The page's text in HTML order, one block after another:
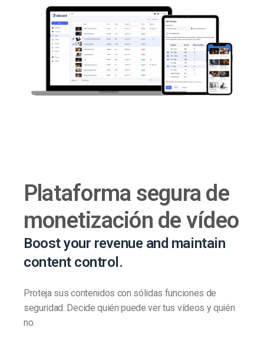
Plataforma segura de
monetización de vídeo
Boost your revenue and maintain
content control.
Proteja sus contenidos con sólidas funciones de
seguridad. Decide quién puede ver tus vídeos y quién
no.